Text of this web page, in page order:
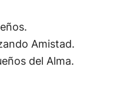
Amistad.
del Alma.